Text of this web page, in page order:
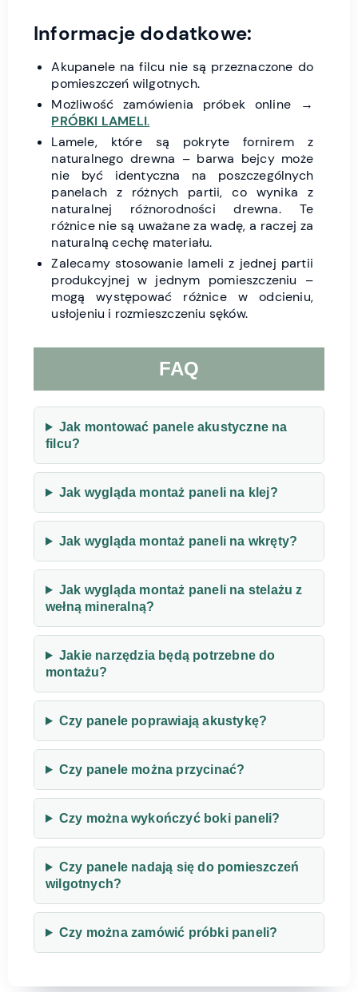
Informacje dodatkowe:
Akupanele na filcu nie są przeznaczone do
pomieszczeń wilgotnych.
Możliwość zamówienia próbek online →
PRÓBKI LAMELI.
Lamele, które są pokryte fornirem z
naturalnego drewna – barwa bejcy może
nie być identyczna na poszczególnych
panelach z różnych partii, co wynika z
naturalnej różnorodności drewna. Te
różnice nie są uważane za wadę, a raczej za
naturalną cechę materiału.
Zalecamy stosowanie lameli z jednej partii
produkcyjnej w jednym pomieszczeniu –
mogą występować różnice w odcieniu,
usłojeniu i rozmieszczeniu sęków.
FAQ
Jak montować panele akustyczne na
filcu?
Jak wygląda montaż paneli na klej?
Jak wygląda montaż paneli na wkręty?
Jak wygląda montaż paneli na stelażu z
wełną mineralną?
Jakie narzędzia będą potrzebne do
montażu?
Czy panele poprawiają akustykę?
Czy panele można przycinać?
Czy można wykończyć boki paneli?
Czy panele nadają się do pomieszczeń
wilgotnych?
Czy można zamówić próbki paneli?